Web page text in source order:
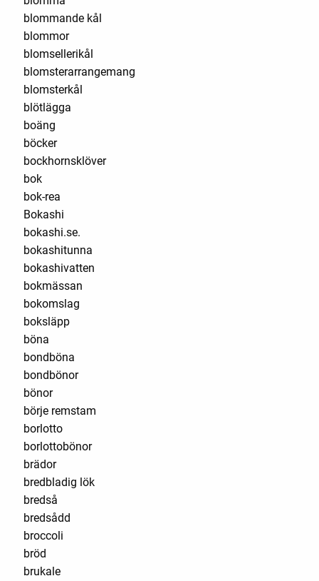
blommande kål
blommor
blomsellerikål
blomsterarrangemang
blomsterkål
blötlägga
boäng
böcker
bockhornsklöver
bok
bok-rea
Bokashi
bokashi.se.
bokashitunna
bokashivatten
bokmässan
bokomslag
boksläpp
böna
bondböna
bondbönor
bönor
börje remstam
borlotto
borlottobönor
brädor
bredbladig lök
bredså
bredsådd
broccoli
bröd
brukale